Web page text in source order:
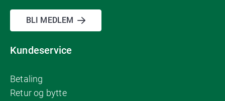
BLI MEDLEM
Kundeservice
Betaling
Retur og bytte